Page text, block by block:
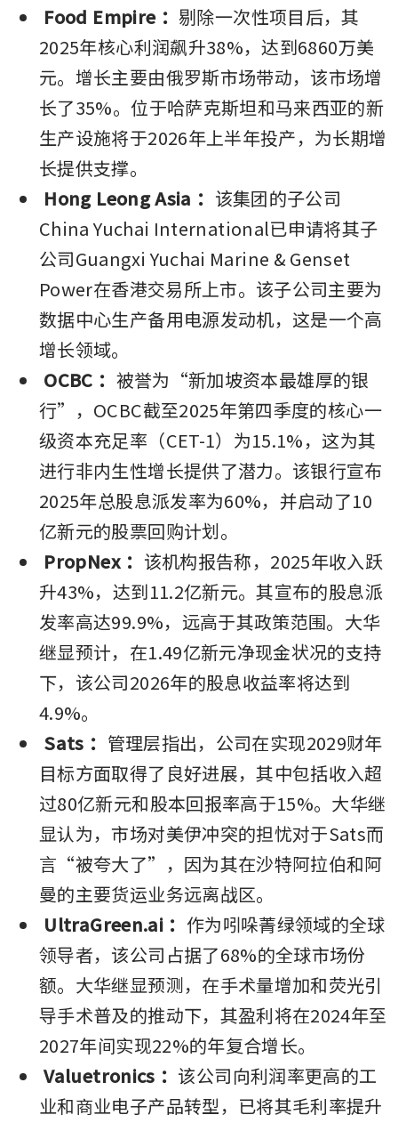
Food Empire ：剔除一次性项目后，其
2025年核心利润飙升38%，达到6860万美
元。增长主要由俄罗斯市场带动，该市场增
长了35%。位于哈萨克斯坦和马来西亚的新
生产设施将于2026年上半年投产，为长期增
长提供支撑。
Hong Leong Asia ： 该集团的子公司
China Yuchai International已申请将其子
公司Guangxi Yuchai Marine & Genset
Power在香港交易所上市。该子公司主要为
数据中心生产备用电源发动机，这是一个高
增长领域。
OCBC ： 被誉为“新加坡资本最雄厚的银
行”，OCBC截至2025年第四季度的核心一
级资本充足率（CET-1）为15.1%，这为其
进行非内生性增长提供了潜力。该银行宣布
2025年总股息派发率为60%，并启动了10
亿新元的股票回购计划。
PropNex ： 该机构报告称，2025年收入跃
升43%，达到11.2亿新元。其宣布的股息派
发率高达99.9%，远高于其政策范围。大华
继显预计，在1.49亿新元净现金状况的支持
下，该公司2026年的股息收益率将达到
4.9%。
Sats ： 管理层指出，公司在实现2029财年
目标方面取得了良好进展，其中包括收入超
过80亿新元和股本回报率高于15%。大华继
显认为，市场对美伊冲突的担忧对于Sats而
言“被夸大了”，因为其在沙特阿拉伯和阿
曼的主要货运业务远离战区。
UltraGreen.ai ： 作为吲哚菁绿领域的全球
领导者，该公司占据了68%的全球市场份
额。大华继显预测，在手术量增加和荧光引
导手术普及的推动下，其盈利将在2024年至
2027年间实现22%的年复合增长。
Valuetronics ： 该公司向利润率更高的工
业和商业电子产品转型，已将其毛利率提升